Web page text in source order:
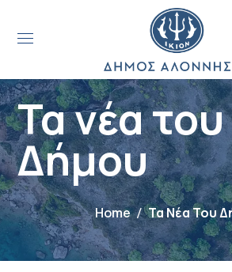
Τα νέα του
Δήμου
Home Τα Νέα Του